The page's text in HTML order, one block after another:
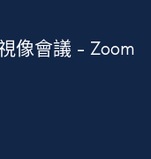
像會議 - Zoom